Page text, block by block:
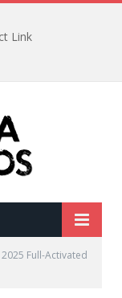
Link
Full-Activated